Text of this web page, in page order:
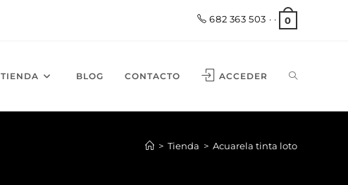
682 363 503 · · 0
TIENDA BLOG CONTACTO ACCEDER
> Tienda > Acuarela tinta loto